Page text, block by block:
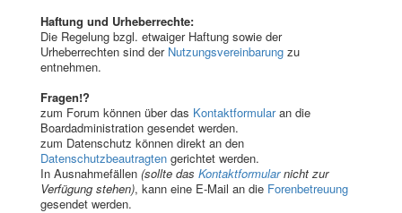
Haftung und Urheberrechte:
Die Regelung bzgl. etwaiger Haftung sowie der
Urheberrechten sind der Nutzungsvereinbarung zu
entnehmen.
Fragen!?
zum Forum können über das Kontaktformularan die
Boardadministration gesendet werden.
zum Datenschutz können direkt an den
Datenschutzbeautragten gerichtet werden.
In Ausnahmefällen (sollte das Kontaktformularnicht zur
Verfügung stehen), kann eine E-Mail an die Forenbetreuung
gesendet werden.